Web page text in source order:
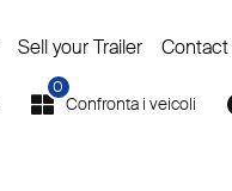
Confronta i veicoli
0
Sell your Trailer Contact